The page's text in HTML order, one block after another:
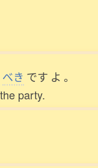
べき です よ 。
party.